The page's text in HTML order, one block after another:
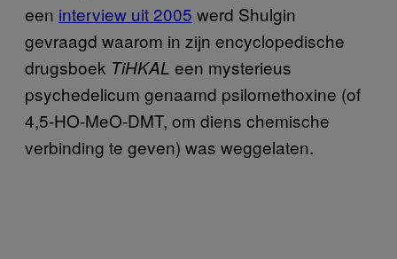
een interview uit 2005 werd Shulgin
gevraagd waarom in zijn encyclopedische
drugsboek TiHKAL een mysterieus
psychedelicum genaamd psilomethoxine (of
4,5-HO-MeO-DMT, om diens chemische
verbinding te geven) was weggelaten.